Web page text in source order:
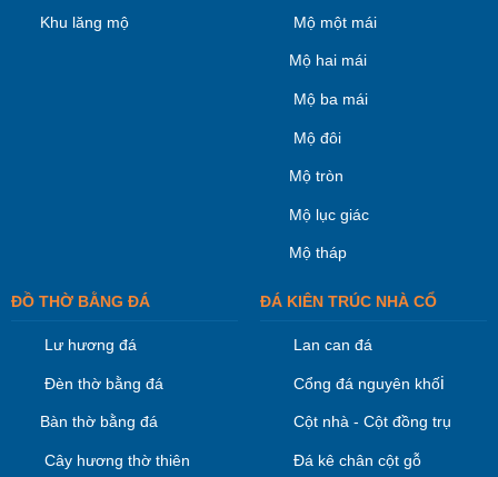
Khu lăng mộ Mộ một mái
Mộ hai mái
Mộ ba mái
Mộ đôi
Mộ tròn
Mộ lục giác
Mộ tháp
ĐỒ THỜ BẰNG ĐÁ
Lư hương đá
Đèn thờ bằng đá
Bàn thờ bằng đá
Cây hương thờ thiên
ĐÁ KIÊN TRÚC NHÀ CỔ
Lan can đá
Cổng đá nguyên khối
Cột nhà - Cột đồng trụ
Đá kê chân cột gỗ